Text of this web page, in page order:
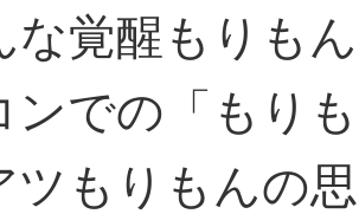
な覚醒もりも
ンでの「もり
ツもりもんの